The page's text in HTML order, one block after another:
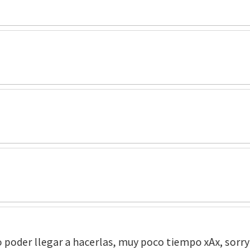
llegar a hacerlas, muy poco tiempo xAx, sorry